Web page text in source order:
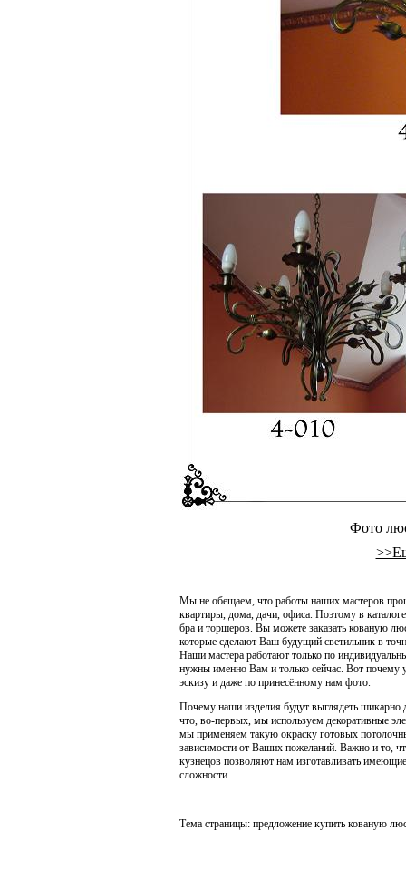
Фото
Мы не обещаем, что работы наших мастеров
квартиры, дома, дачи, офиса. Поэтому в
бра и торшеров. Вы можете заказать кованую
которые сделают Ваш будущий светильник в
Наши мастера работают только по
нужны именно Вам и только сейчас. Вот почему
эскизу и даже по принесённому нам фото.
Почему наши изделия будут выглядеть шикарно
что, во-первых, мы используем декоративные
мы применяем такую окраску готовых
зависимости от Ваших пожеланий. Важно и то,
кузнецов позволяют нам изготавливать
сложности.
Тема страницы: предложение купить кованую